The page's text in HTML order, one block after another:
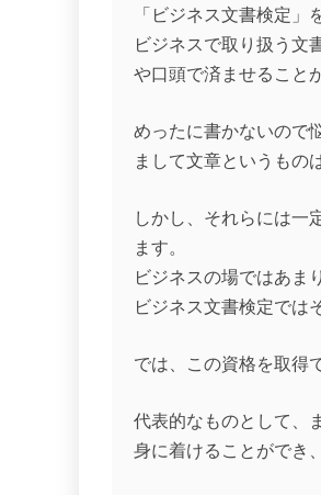
「ビジネス文書検定
ビジネスで取り扱う文
や口頭で済ませること
めったに書かないので
まして文章というもの
しかし、それらには一
ます。
ビジネスの場ではあま
ビジネス文書検定では
では、この資格を取得
代表的なものとして、
身に着けることができ